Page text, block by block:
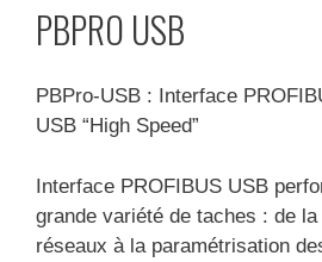
PBPRO USB
PBPro-USB : Interface
USB “High Speed”
Interface PROFIBUS USB
grande variété de taches : de
réseaux à la paramétrisation